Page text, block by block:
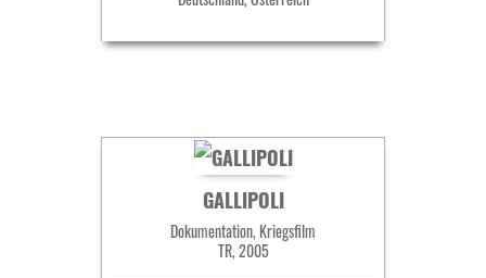
GALLIPOLI
Dokumentation, Kriegsfilm
TR, 2005